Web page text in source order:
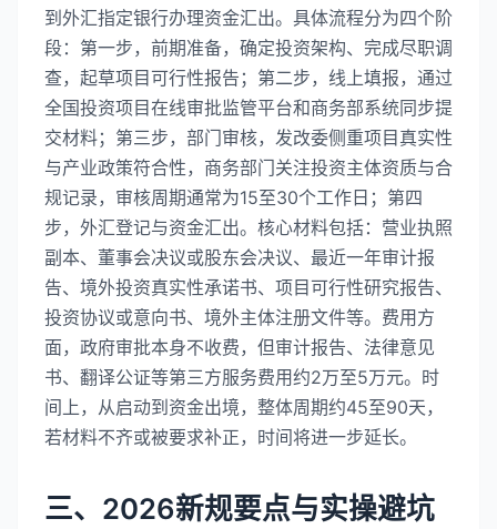
到外汇指定银行办理资金汇出。具体流程分为四个阶
段：第一步，前期准备，确定投资架构、完成尽职调
查，起草项目可行性报告；第二步，线上填报，通过
全国投资项目在线审批监管平台和商务部系统同步提
交材料；第三步，部门审核，发改委侧重项目真实性
与产业政策符合性，商务部门关注投资主体资质与合
规记录，审核周期通常为15至30个工作日；第四
步，外汇登记与资金汇出。核心材料包括：营业执照
副本、董事会决议或股东会决议、最近一年审计报
告、境外投资真实性承诺书、项目可行性研究报告、
投资协议或意向书、境外主体注册文件等。费用方
面，政府审批本身不收费，但审计报告、法律意见
书、翻译公证等第三方服务费用约2万至5万元。时
间上，从启动到资金出境，整体周期约45至90天，
若材料不齐或被要求补正，时间将进一步延长。
三、2026新规要点与实操避坑